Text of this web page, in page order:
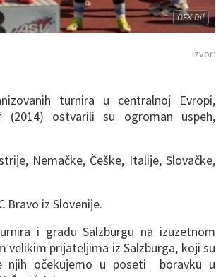
OFK Dif
Izvor:
turnira u centralnoj Evropi,
ostvarili su ogroman uspeh,
Nemačke, Češke, Italije, Slovačke,
Bravo iz Slovenije.
i gradu Salzburgu na izuzetnom
velikim prijateljima iz Salzburga, koji su
njih očekujemo u poseti boravku u